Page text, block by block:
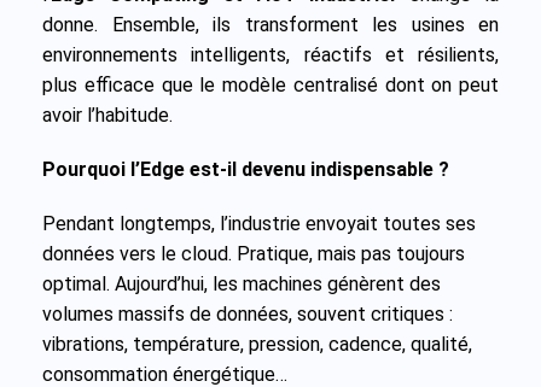
donne. Ensemble, ils transforment les usines en
environnements intelligents, réactifs et résilients,
plus efficace que le modèle centralisé dont on peut
avoir l’habitude.
Pourquoi l’Edge est-il devenu indispensable ?
Pendant longtemps, l’industrie envoyait toutes ses
données vers le cloud. Pratique, mais pas toujours
optimal. Aujourd’hui, les machines génèrent des
volumes massifs de données, souvent critiques :
vibrations, température, pression, cadence, qualité,
consommation énergétique…